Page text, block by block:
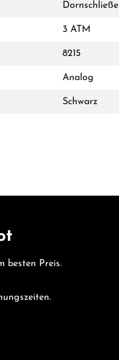
Dornschließe
3 ATM
8215
Analog
Schwarz
besten Preis.